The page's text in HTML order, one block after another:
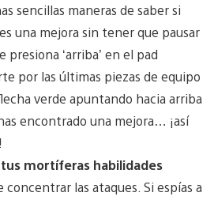
sencillas maneras de saber si
una mejora sin tener que pausar
‘arriba’ en el pad
por las últimas piezas de equipo
verde apuntando hacia arriba
encontrado una mejora… ¡así
mortíferas habilidades
las ataques. Si espías a